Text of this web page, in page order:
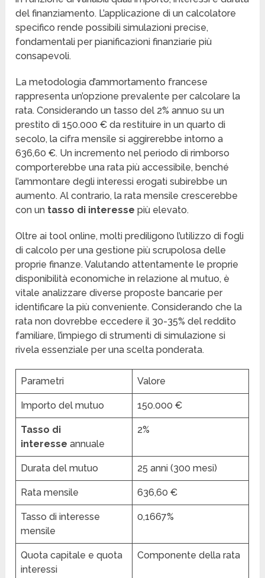
del finanziamento. L’applicazione di un calcolatore
specifico rende possibili simulazioni precise,
fondamentali per pianificazioni finanziarie più
consapevoli.
La metodologia d’ammortamento francese
rappresenta un’opzione prevalente per calcolare la
rata. Considerando un tasso del 2% annuo su un
prestito di 150.000 € da restituire in un quarto di
secolo, la cifra mensile si aggirerebbe intorno a
636,60 €. Un incremento nel periodo di rimborso
comporterebbe una rata più accessibile, benché
l’ammontare degli interessi erogati subirebbe un
aumento. Al contrario, la rata mensile crescerebbe
con un tasso di interesse più elevato.
Oltre ai tool online, molti prediligono l’utilizzo di fogli
di calcolo per una gestione più scrupolosa delle
proprie finanze. Valutando attentamente le proprie
disponibilità economiche in relazione al mutuo, è
vitale analizzare diverse proposte bancarie per
identificare la più conveniente. Considerando che la
rata non dovrebbe eccedere il 30-35% del reddito
familiare, l’impiego di strumenti di simulazione si
rivela essenziale per una scelta ponderata.
Parametri Valore
Importo del mutuo 150.000 €
Tasso di
interesse annuale
2%
Durata del mutuo 25 anni (300 mesi)
Rata mensile 636,60 €
Tasso di interesse
mensile
0,1667%
Quota capitale e quota
interessi
Componente della rata